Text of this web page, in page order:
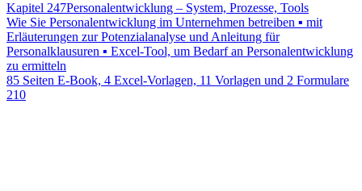
Kapitel 247Personalentwicklung – System, Prozesse, Tools
Wie Sie Personalentwicklung im Unternehmen betreiben ▪ mit
Erläuterungen zur Potenzialanalyse und Anleitung für
Personalklausuren ▪ Excel-Tool, um Bedarf an Personalentwicklung
zu ermitteln
85 Seiten E-Book, 4 Excel-Vorlagen, 11 Vorlagen und 2 Formulare
210